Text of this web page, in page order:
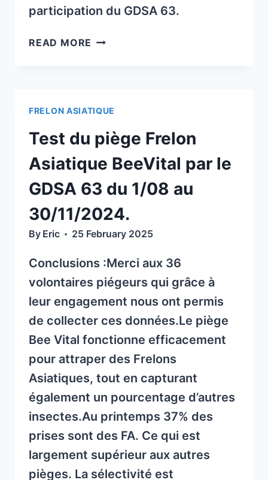
participation du GDSA 63.
READ MORE RÉUNION
MARS
18H30
À
CHAMPETIERES
VERS
AMBERT
FRELON ASIATIQUE
Test du piège Frelon
Asiatique BeeVital par le
GDSA 63 du 1/08 au
30/11/2024.
By Eric 25 February 2025
Conclusions :Merci aux 36
volontaires piégeurs qui grâce à
leur engagement nous ont permis
de collecter ces données.Le piège
Bee Vital fonctionne efficacement
pour attraper des Frelons
Asiatiques, tout en capturant
également un pourcentage d’autres
insectes.Au printemps 37% des
prises sont des FA. Ce qui est
largement supérieur aux autres
pièges. La sélectivité est